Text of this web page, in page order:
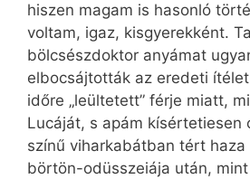
hiszen magam is hasonló
voltam, igaz, kisgyerekként.
bölcsészdoktor anyámat
elbocsájtották az eredeti
időre „leültetett” férje miatt,
Lucáját, s apám kísértetiesen
színű viharkabátban tért
börtön-odüsszeiája után, mint